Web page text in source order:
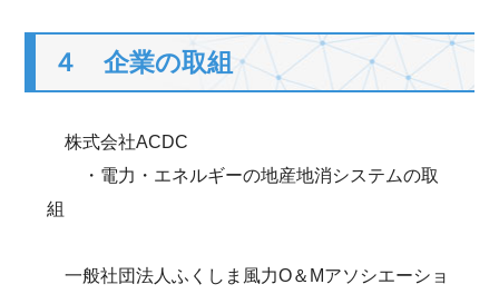
４ 企業の取組
株式会社ACDC
・電力・エネルギーの地産地消システムの取
組
一般社団法人ふくしま風力O＆Mアソシエーショ